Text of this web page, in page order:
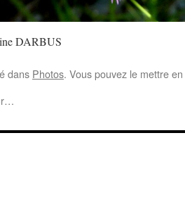
DARBUS
dans Photos. Vous pouvez le mettre